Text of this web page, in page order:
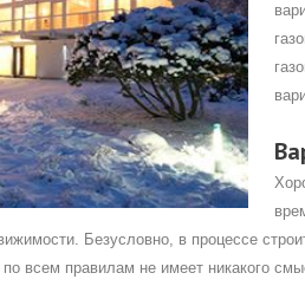
Безусловно, в процессе
по всем правилам не имеет никакого